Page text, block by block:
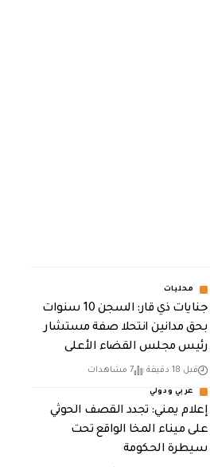
محليات
جنايات ذي قار: السجن 10 سنوات
بحق مدانين انتحلا صفة مستشار
رئيس مجلس القضاء الأعلى
قبل 18 دقيقة 7 مشاهدات
عربي ودولي
إعلام يمني: تجدد القصف الحوثي
على ميناء المخا الواقع تحت
سيطرة الحكومة